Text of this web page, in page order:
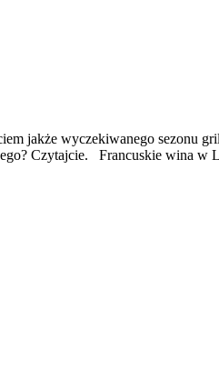
jakże wyczekiwanego sezonu
Czytajcie. Francuskie wina